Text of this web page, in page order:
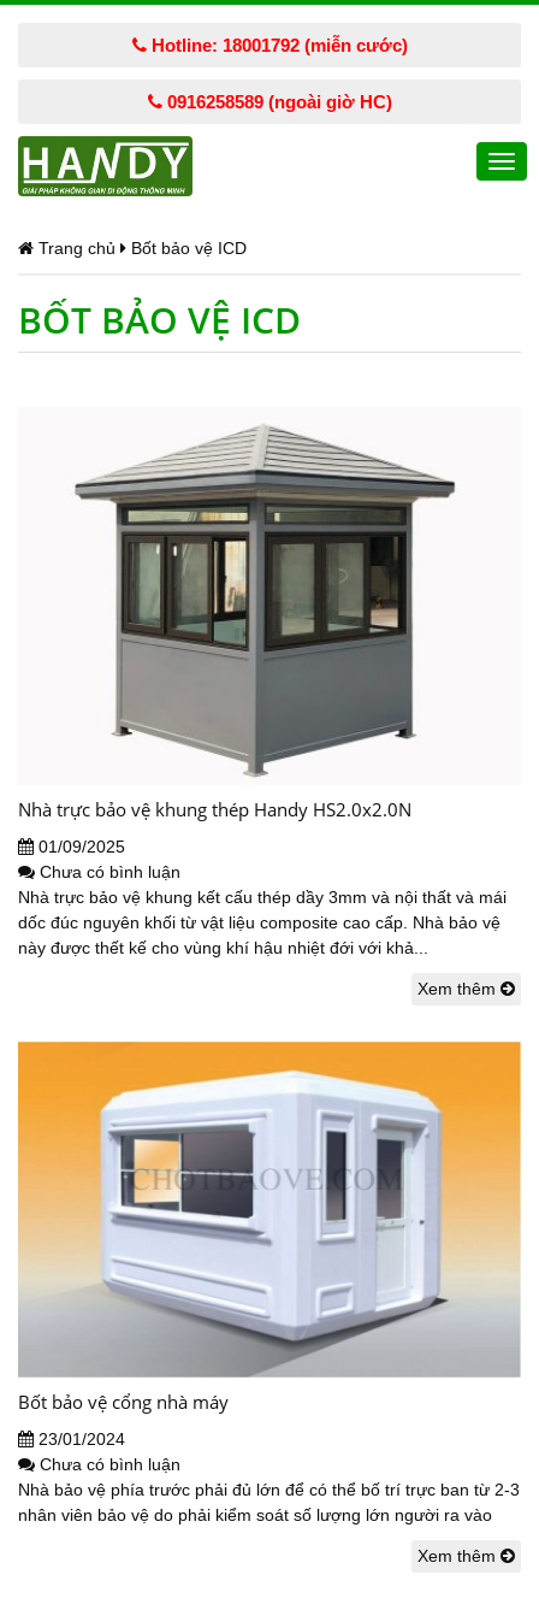
Hotline: 18001792 (miễn cước)
0916258589 (ngoài giờ HC)
Trang chủ Bốt bảo vệ ICD
BỐT BẢO VỆ ICD
Nhà trực bảo vệ khung thép Handy HS2.0x2.0N
01/09/2025
Chưa có bình luận
Nhà trực bảo vệ khung kết cấu thép dầy 3mm và nội thất và mái
dốc đúc nguyên khối từ vật liệu composite cao cấp. Nhà bảo vệ
này được thết kế cho vùng khí hậu nhiệt đới với khả...
Xem thêm
Bốt bảo vệ cổng nhà máy
23/01/2024
Chưa có bình luận
Nhà bảo vệ phía trước phải đủ lớn để có thể bố trí trực ban từ 2-3
nhân viên bảo vệ do phải kiểm soát số lượng lớn người ra vào
Xem thêm